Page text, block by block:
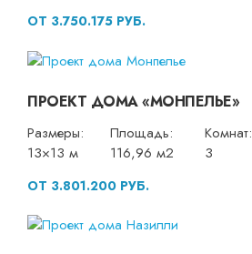
ОТ 3.750.175 РУБ.
ПРОЕКТ ДОМА «МОНПЕЛЬЕ»
Размеры:
13×13 м
Площадь:
116,96 м2
Комнат:
3
ОТ 3.801.200 РУБ.